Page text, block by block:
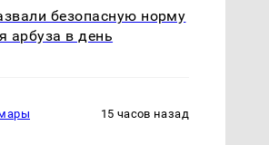
безопасную норму
арбуза в день
15 часов назад